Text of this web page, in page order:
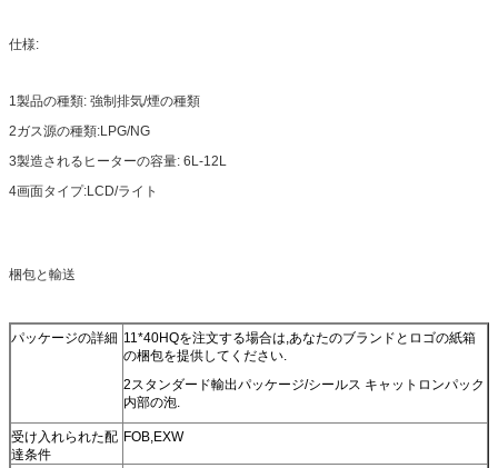
仕様:
1製品の種類: 強制排気/煙の種類
2ガス源の種類:LPG/NG
3製造されるヒーターの容量: 6L-12L
4画面タイプ:LCD/ライト
梱包と輸送
パッケージの詳細 11*40HQを注文する場合は,あなたのブランドとロゴの紙箱
の梱包を提供してください.
2スタンダード輸出パッケージ/シールス キャットロンパック
内部の泡.
受け入れられた配
達条件
FOB,EXW